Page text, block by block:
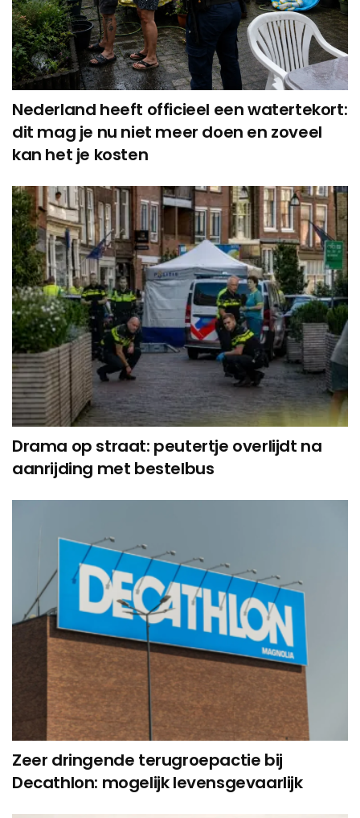
Nederland heeft officieel een watertekort:
dit mag je nu niet meer doen en zoveel
kan het je kosten
Drama op straat: peutertje overlijdt na
aanrijding met bestelbus
Zeer dringende terugroepactie bij
Decathlon: mogelijk levensgevaarlijk